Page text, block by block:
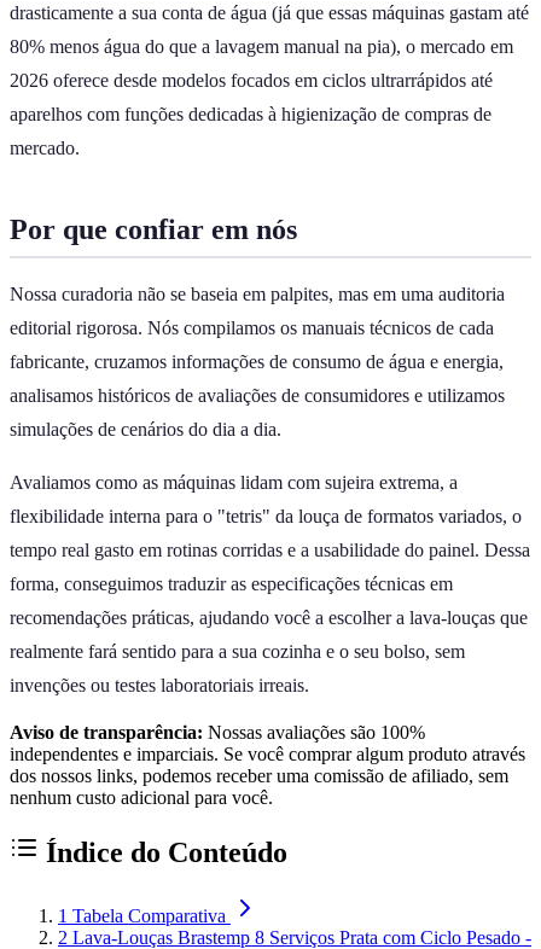
drasticamente a sua conta de água (já que essas máquinas gastam até
80% menos água do que a lavagem manual na pia), o mercado em
2026 oferece desde modelos focados em ciclos ultrarrápidos até
aparelhos com funções dedicadas à higienização de compras de
mercado.
Por que confiar em nós
Nossa curadoria não se baseia em palpites, mas em uma auditoria
editorial rigorosa. Nós compilamos os manuais técnicos de cada
fabricante, cruzamos informações de consumo de água e energia,
analisamos históricos de avaliações de consumidores e utilizamos
simulações de cenários do dia a dia.
Avaliamos como as máquinas lidam com sujeira extrema, a
flexibilidade interna para o "tetris" da louça de formatos variados, o
tempo real gasto em rotinas corridas e a usabilidade do painel. Dessa
forma, conseguimos traduzir as especificações técnicas em
recomendações práticas, ajudando você a escolher a lava-louças que
realmente fará sentido para a sua cozinha e o seu bolso, sem
invenções ou testes laboratoriais irreais.
Aviso de transparência: Nossas avaliações são 100%
independentes e imparciais. Se você comprar algum produto através
dos nossos links, podemos receber uma comissão de afiliado, sem
nenhum custo adicional para você.
Índice do Conteúdo
1 Tabela Comparativa
2 Lava-Louças Brastemp 8 Serviços Prata com Ciclo Pesado -